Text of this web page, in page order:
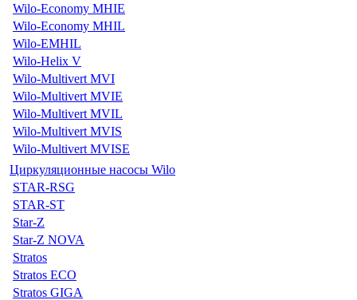
Wilo-Economy MHIE
Wilo-Economy MHIL
Wilo-EMHIL
Wilo-Helix V
Wilo-Multivert MVI
Wilo-Multivert MVIE
Wilo-Multivert MVIL
Wilo-Multivert MVIS
Wilo-Multivert MVISE
Циркуляционные насосы Wilo
STAR-RSG
STAR-ST
Star-Z
Star-Z NOVA
Stratos
Stratos ECO
Stratos GIGA